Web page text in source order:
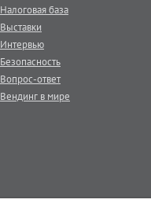
Налоговая база
Выставки
Интервью
Безопасность
Вопрос-ответ
Вендинг в мире